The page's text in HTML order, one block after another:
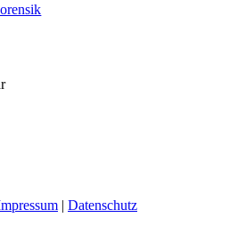
| Datenschutz